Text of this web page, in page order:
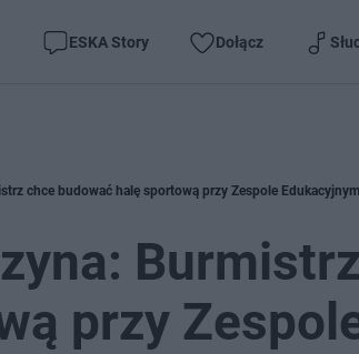
ESKA Story Dołącz
chce budować halę sportową przy Zespole Edukacyjnym
przy